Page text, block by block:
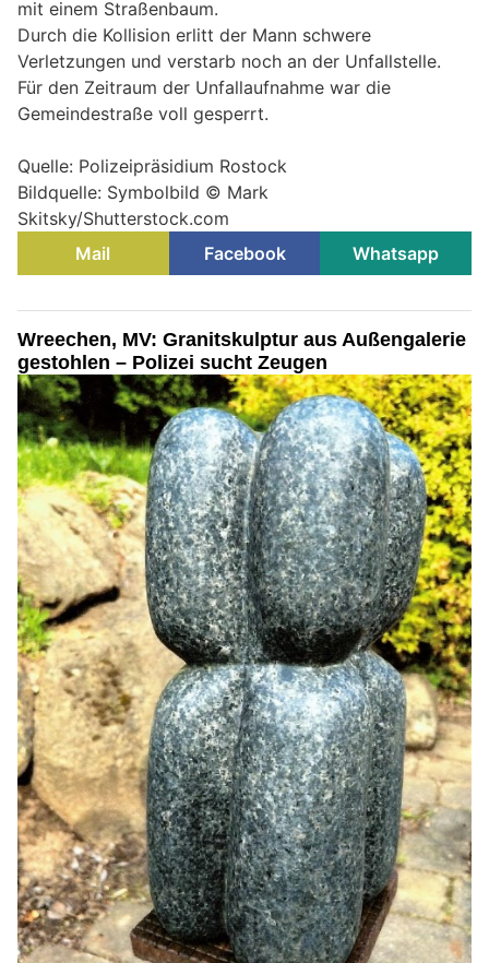
mit einem Straßenbaum.
Durch die Kollision erlitt der Mann schwere
Verletzungen und verstarb noch an der Unfallstelle.
Für den Zeitraum der Unfallaufnahme war die
Gemeindestraße voll gesperrt.
Quelle: Polizeipräsidium Rostock
Bildquelle: Symbolbild © Mark
Skitsky/Shutterstock.com
Mail
Facebook Whatsapp
Wreechen, MV: Granitskulptur aus Außengalerie
gestohlen – Polizei sucht Zeugen